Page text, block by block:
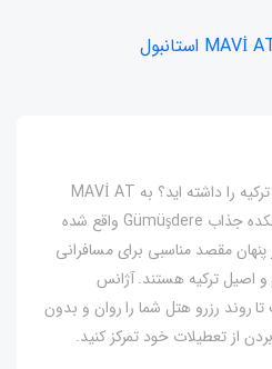
آیا رویای یک فرار آرام و آرام در ترکیه را داشته اید؟ به MAVİ AT
HOTEL Blue Horse که در دهکده جذاب Gümüşdere واقع شده
مقصد مناسبی برای مسافرانی
و اصیل ترکیه هستند. آژانس
روند رزرو هتل شما را روان و بدون
از تعطیلات خود تمرکز کنید.